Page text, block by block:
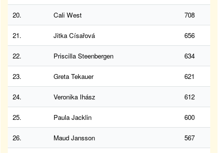
20. Cali West 708
21. Jitka Císařová 656
22. Priscilla Steenbergen 634
23. Greta Tekauer 621
24. Veronika Ihász 612
25. Paula Jacklin 600
26. Maud Jansson 567